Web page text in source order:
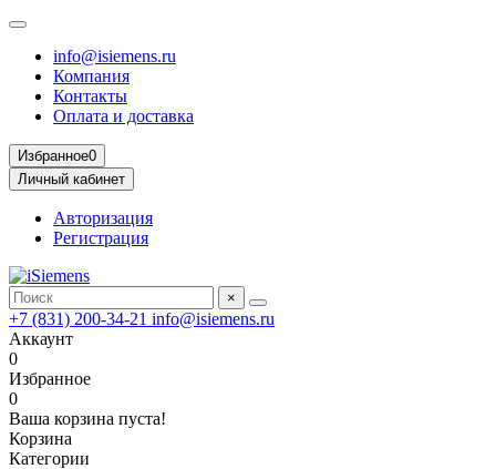
info@isiemens.ru
Компания
Контакты
Оплата и доставка
Избранное0
Личный кабинет
Авторизация
Регистрация
×
+7 (831) 200-34-21 info@isiemens.ru
Аккаунт
0
Избранное
0
Ваша корзина пуста!
Корзина
Категории